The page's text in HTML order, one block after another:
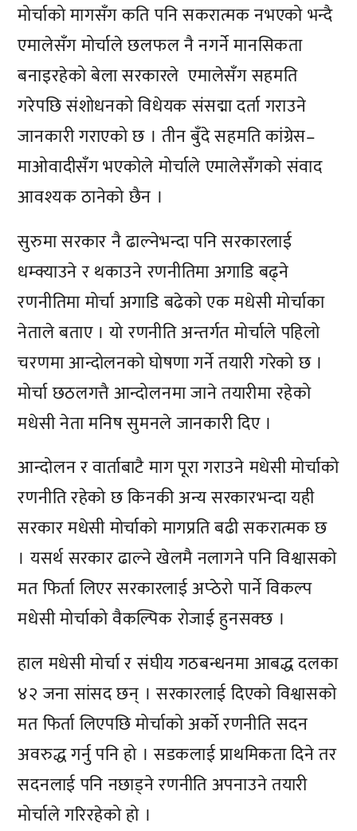
मोर्चाको मागसँग कति पनि सकरात्मक नभएको भन्दै
एमालेसँग मोर्चाले छलफल नै नगर्ने मानसिकता
बनाइरहेको बेला सरकारले एमालेसँग सहमति
गरेपछि संशोधनको विधेयक संसद्मा दर्ता गराउने
जानकारी गराएको छ । तीन बुँदे सहमति कांग्रेस–
माओवादीसँग भएकोले मोर्चाले एमालेसँगको संवाद
आवश्यक ठानेको छैन ।
सुरुमा सरकार नै ढाल्नेभन्दा पनि सरकारलाई
धम्क्याउने र थकाउने रणनीतिमा अगाडि बढ्ने
रणनीतिमा मोर्चा अगाडि बढेको एक मधेसी मोर्चाका
नेताले बताए । यो रणनीति अन्तर्गत मोर्चाले पहिलो
चरणमा आन्दोलनको घोषणा गर्ने तयारी गरेको छ ।
मोर्चा छठलगत्तै आन्दोलनमा जाने तयारीमा रहेको
मधेसी नेता मनिष सुमनले जानकारी दिए ।
आन्दोलन र वार्ताबाटै माग पूरा गराउने मधेसी मोर्चाको
रणनीति रहेको छ किनकी अन्य सरकारभन्दा यही
सरकार मधेसी मोर्चाको मागप्रति बढी सकरात्मक छ
। यसर्थ सरकार ढाल्ने खेलमै नलागने पनि विश्वासको
मत फिर्ता लिएर सरकारलाई अप्ठेरो पार्ने विकल्प
मधेसी मोर्चाको वैकल्पिक रोजाई हुनसक्छ ।
हाल मधेसी मोर्चा र संघीय गठबन्धनमा आबद्ध दलका
४२ जना सांसद छन् । सरकारलाई दिएको विश्वासको
मत फिर्ता लिएपछि मोर्चाको अर्को रणनीति सदन
अवरुद्ध गर्नु पनि हो । सडकलाई प्राथमिकता दिने तर
सदनलाई पनि नछाड्ने रणनीति अपनाउने तयारी
मोर्चाले गरिरहेको हो ।